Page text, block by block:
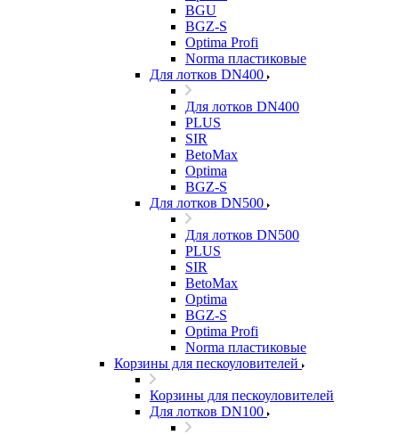
BGU
BGZ-S
Optima Profi
Norma пластиковые
Для лотков DN400
Для лотков DN400
PLUS
SIR
BetoMax
Optima
BGZ-S
Для лотков DN500
Для лотков DN500
PLUS
SIR
BetoMax
Optima
BGZ-S
Optima Profi
Norma пластиковые
Корзины для пескоуловителей
Корзины для пескоуловителей
Для лотков DN100